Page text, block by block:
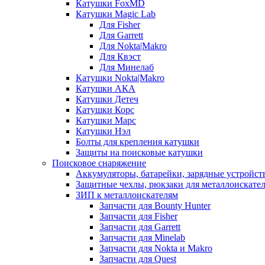
Катушки FoxMD
Катушки Magic Lab
Для Fisher
Для Garrett
Для Nokta|Makro
Для Квэст
Для Минелаб
Катушки Nokta|Makro
Катушки АКА
Катушки Детеч
Катушки Корс
Катушки Марс
Катушки Нэл
Болты для крепления катушки
Защиты на поисковые катушки
Поисковое снаряжение
Аккумуляторы, батарейки, зарядные
Защитные чехлы, рюкзаки для
ЗИП к металлоискателям
Запчасти для Bounty Hunter
Запчасти для Fisher
Запчасти для Garrett
Запчасти для Minelab
Запчасти для Nokta и Makro
Запчасти для Quest